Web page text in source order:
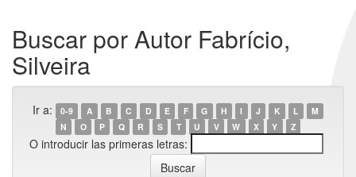
Buscar por Autor Fabrício,
Silveira
Ir a: 0-9 A B C D E F G H I J K L
M
N
O P Q R S T U V W X Y Z
O introducir las primeras letras: